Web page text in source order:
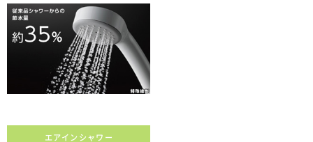
エアインシャワー